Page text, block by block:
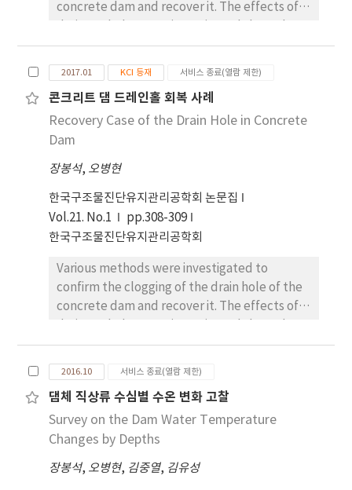
concrete dam and recover it. The effects of
drilling at the two locations.
2017.01 KCI 등재 서비스 종료(열람 제한)
콘크리트 댐 드레인홀 회복 사례
Recovery Case of the Drain Hole in Concrete
Dam
장봉석, 오병현
한국구조물진단유지관리공학회 논문집
Vol.21. No.1
pp.308-309
한국구조물진단유지관리공학회
Various methods were investigated to
confirm the clogging of the drain hole of the
concrete dam and recover it. The effects of
drilling at the two locations.
2016.10 서비스 종료(열람 제한)
댐체 직상류 수심별 수온 변화 고찰
Survey on the Dam Water Temperature
Changes by Depths
장봉석, 오병현, 김중열, 김유성